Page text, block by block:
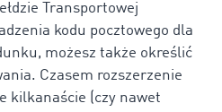
Transportowej
kodu pocztowego dla
możesz także określić
Czasem rozszerzenie
kilkanaście (czy nawet